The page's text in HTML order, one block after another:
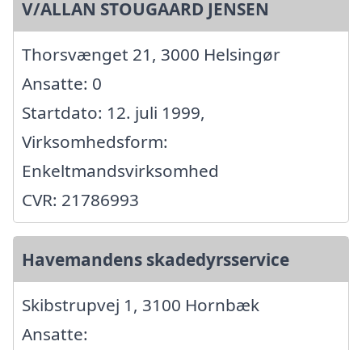
V/ALLAN STOUGAARD JENSEN
Thorsvænget 21, 3000 Helsingør
Ansatte: 0
Startdato: 12. juli 1999,
Virksomhedsform:
Enkeltmandsvirksomhed
CVR: 21786993
Havemandens skadedyrsservice
Skibstrupvej 1, 3100 Hornbæk
Ansatte: